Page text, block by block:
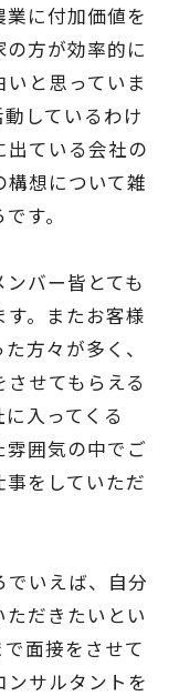
に付加価値を
方が効率的に
と思っていま
しているわけ
出ている会社の
想について雑
す。
バー皆とても
。またお客様
方々が多く、
せてもらえる
入ってくる
囲気の中でご
をしていただ
でいえば、自分
だきたいとい
面接をさせて
サルタントを